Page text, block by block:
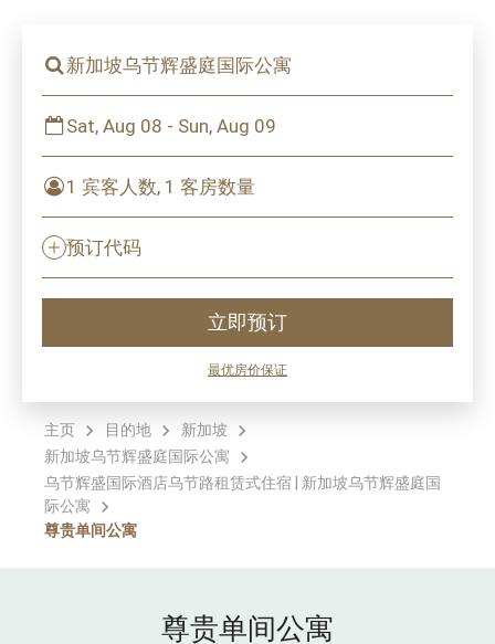
新加坡乌节辉盛庭国际公寓
Sat, Aug 08 - Sun, Aug 09
1 宾客人数, 1 客房数量
预订代码
立即预订
最优房价保证
主页 目的地
新加坡
新加坡乌节辉盛庭国际公寓
乌节辉盛国际酒店乌节路租赁式住宿 | 新加坡乌节辉盛庭国
际公寓
尊贵单间公寓
尊贵单间公寓